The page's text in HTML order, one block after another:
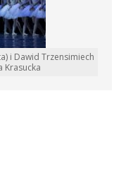
i Dawid Trzensimiech
Krasucka